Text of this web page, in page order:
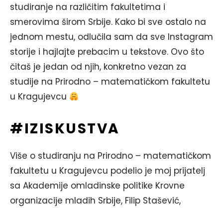
studiranje na različitim fakultetima i
smerovima širom Srbije. Kako bi sve ostalo na
jednom mestu, odlučila sam da sve Instagram
storije i hajlajte prebacim u tekstove. Ovo što
čitaš je jedan od njih, konkretno vezan za
studije na Prirodno – matematičkom fakultetu
u Kragujevcu
#IZISKUSTVA
Više o studiranju na Prirodno – matematičkom
fakultetu u Kragujevcu podelio je moj prijatelj
sa Akademije omladinske politike Krovne
organizacije mladih Srbije, Filip Stašević,